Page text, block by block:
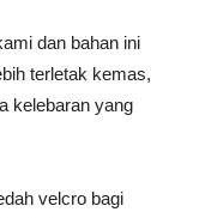
dan bahan ini
terletak kemas,
kelebaran yang
velcro bagi